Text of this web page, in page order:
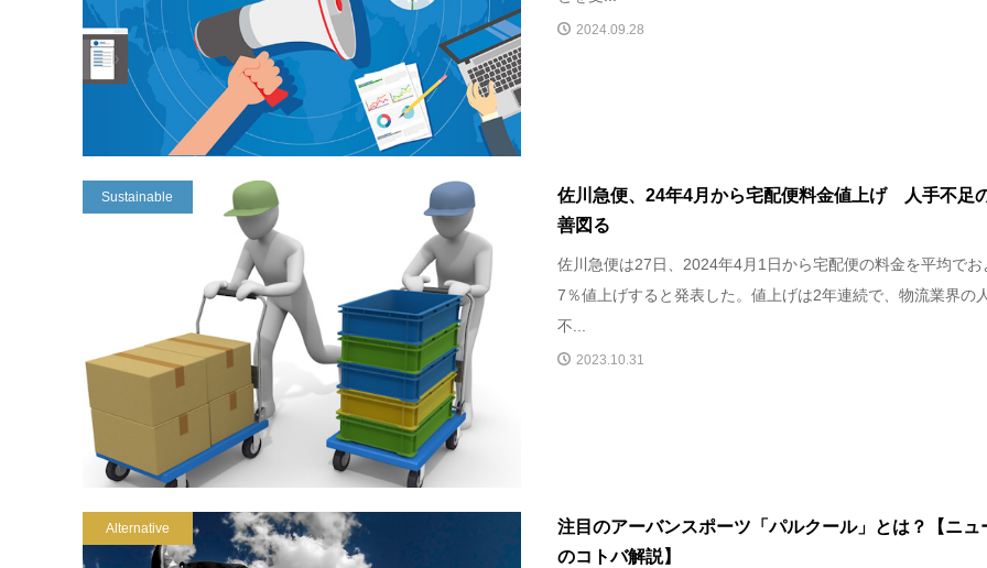
2024.09.28
Sustainable
佐川急便、24年4月から宅配便料金値上げ 人手不足
善図る
佐川急便は27日、2024年4月1日から宅配便の料金を平均でお
7％値上げすると発表した。値上げは2年連続で、物流業界の
不...
2023.10.31
Alternative
注目のアーバンスポーツ「パルクール」とは？【ニュ
のコトバ解説】